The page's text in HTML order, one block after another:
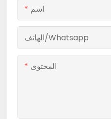
اسم
الهاتف/whatsapp
المحتوى